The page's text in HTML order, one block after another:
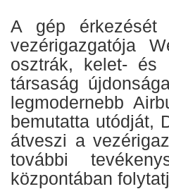
A gép érkezését
vezérigazgatója
osztrák, kelet- és
társaság
legmodernebb
bemutatta utódját,
átveszi a
további
központában